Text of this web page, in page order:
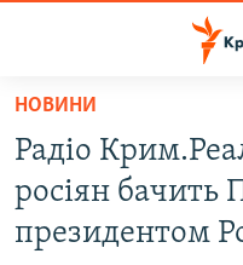
Перейти
основного
матеріалу
Перейти
до
ВОДА.КРИМ
ВІДЕО ТА ФОТО
НОВИНИ
Радіо
росіян бачить
президентом